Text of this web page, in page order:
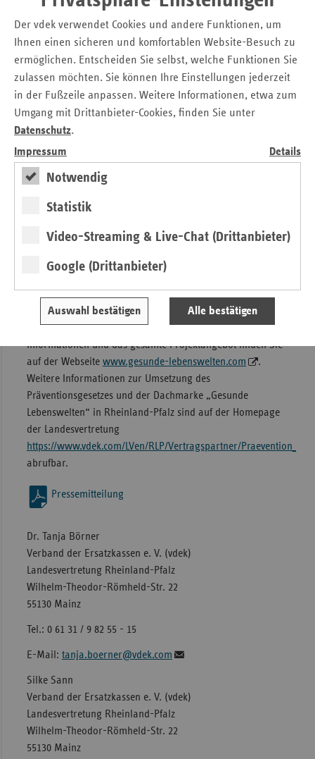
Der vdek verwendet Cookies und andere Funktionen, um
Ihnen einen sicheren und komfortablen Website-Besuch zu
ermöglichen. Entscheiden Sie selbst, welche Funktionen Sie
zulassen möchten. Sie können Ihre Einstellungen jederzeit
in der Fußzeile anpassen. Weitere Informationen, etwa zum
Umgang mit Drittanbieter-Cookies, finden Sie unter
Datenschutz.
Impressum
Details
Notwendig
Statistik
Video-Streaming & Live-Chat (Drittanbieter)
Google (Drittanbieter)
Auswahl bestätigen Alle bestätigen
Pflegeein­rich­tungen sind derzeit extrem hohen Belastungen
ausgesetzt. Da ist es besonders wichtig, die betriebliche
Gesundheitsförderung nicht aus den Augen zu verlieren.
Mit unserem Sofortangebot möchten wir gezielt diejenigen
unterstützen, die durch ihren unermüdlichen Einsatz alles
dafür tun, Patienten und Pflegebedürftige bestmöglich zu
versorgen“, sagt Martin Schneider, Leiter der vdek-
Landesvertretung Rheinland-Pfalz.
Das Sofortangebot wird im Rahmen des
ersatzkassengemeinsamen Angebots MEHRWERT:PFLEGE
zur betrieblichen Gesundheitsförderung in Krankenhäusern
und stationären Pflegeeinrichtungen bereitgestellt.
Sofortangebot und zur Anmeldung gibt es unter
MEHRWERT:PFLEGE gehört zur Dachmarke „Gesunde
Lebenswelten“, unter der die von den Ersatzkassen
gemeinsam angebotenen Präventionsaktivitäten für
verschiedene Zielgruppen zusammengefasst sind. Alle
Informationen und das gesamte Projektangebot finden Sie
auf der Webseite www.gesunde-lebenswelten.com
.
Weitere Informationen zur Umsetzung des
Präventionsgesetzes und der Dachmarke „Gesunde
Lebenswelten“ in Rheinland-Pfalz sind auf der Homepage
der Landesvertretung
https://www.vdek.com/LVen/RLP/Vertragspartner/Praevention_
abrufbar.
Pressemitteilung
Dr. Tanja Börner
Verband der Ersatzkassen e. V. (vdek)
Landesvertretung Rheinland-Pfalz
Wilhelm-Theodor-Römheld-Str. 22
55130 Mainz
Tel.: 0 61 31 / 9 82 55 - 15
E-Mail: tanja.boerner@vdek.com
Silke Sann
Verband der Ersatzkassen e. V. (vdek)
Landesvertretung Rheinland-Pfalz
Wilhelm-Theodor-Römheld-Str. 22
55130 Mainz